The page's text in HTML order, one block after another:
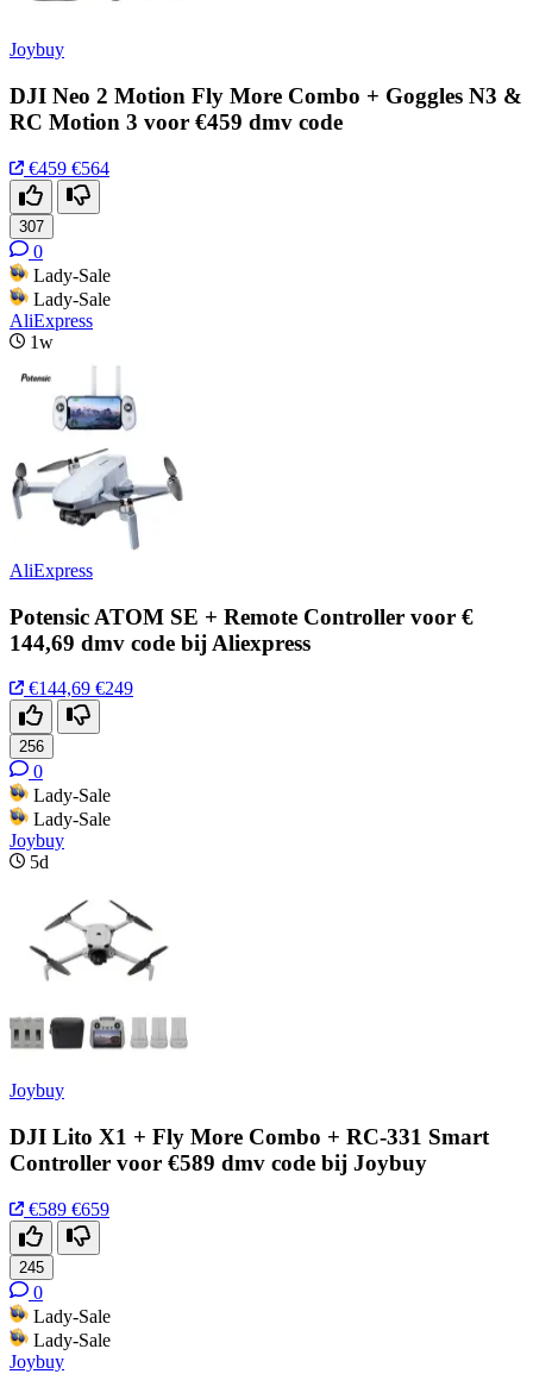
Joybuy
DJI Neo 2 Motion Fly More Combo + Goggles N3 &
RC Motion 3 voor €459 dmv code
€459 €564
307
0
Lady-Sale
Lady-Sale
AliExpress
1w
AliExpress
Potensic ATOM SE + Remote Controller voor €
144,69 dmv code bij Aliexpress
€144,69 €249
256
0
Lady-Sale
Lady-Sale
Joybuy
5d
Joybuy
DJI Lito X1 + Fly More Combo + RC-331 Smart
Controller voor €589 dmv code bij Joybuy
€589 €659
245
0
Lady-Sale
Lady-Sale
Joybuy